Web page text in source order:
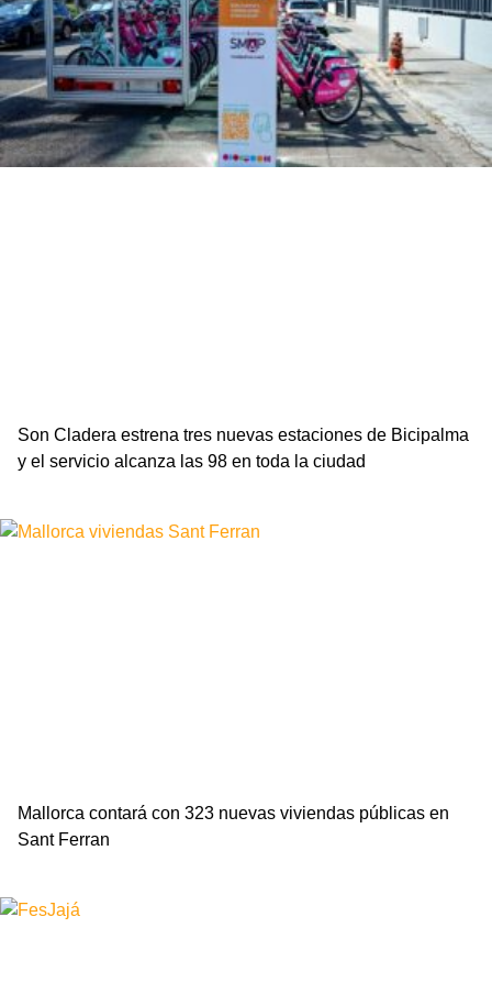
Son Cladera estrena tres nuevas estaciones de Bicipalma
y el servicio alcanza las 98 en toda la ciudad
Mallorca contará con 323 nuevas viviendas públicas en
Sant Ferran